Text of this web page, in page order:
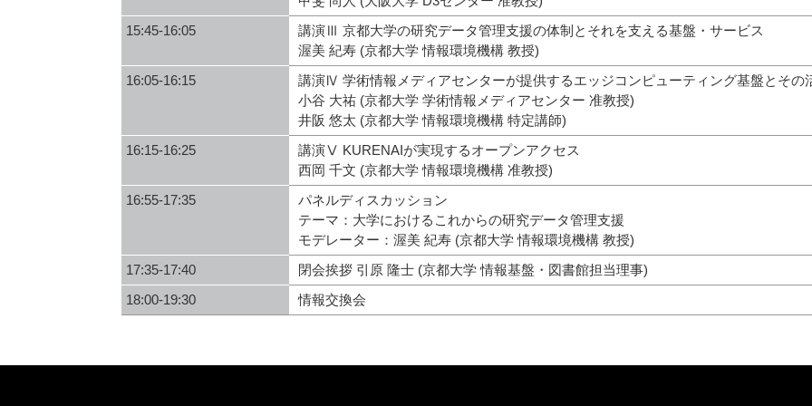
15:45-16:05
講演Ⅲ 京都大学の研究データ管理支援の体制とそれを支える基盤・サービス
渥美 紀寿 (京都大学 情報環境機構 教授)
16:05-16:15
講演Ⅳ 学術情報メディアセンターが提供するエッジコンピューティング基盤とその
小谷 大祐 (京都大学 学術情報メディアセンター 准教授)
井阪 悠太 (京都大学 情報環境機構 特定講師)
16:15-16:25
講演Ⅴ KURENAIが実現するオープンアクセス
西岡 千文 (京都大学 情報環境機構 准教授)
16:55-17:35
パネルディスカッション
テーマ：大学におけるこれからの研究データ管理支援
モデレーター：渥美 紀寿 (京都大学 情報環境機構 教授)
17:35-17:40 閉会挨拶 引原 隆士 (京都大学 情報基盤・図書館担当理事)
18:00-19:30 情報交換会